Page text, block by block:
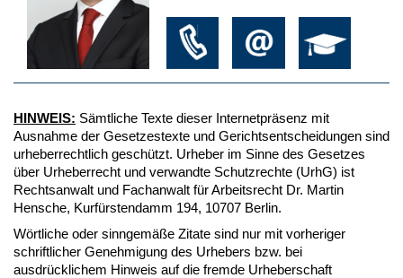
HINWEIS: Sämtliche Texte dieser Internetpräsenz mit
Ausnahme der Gesetzestexte und Gerichtsentscheidungen sind
urheberrechtlich geschützt. Urheber im Sinne des Gesetzes
über Urheberrecht und verwandte Schutzrechte (UrhG) ist
Rechtsanwalt und Fachanwalt für Arbeitsrecht Dr. Martin
Hensche, Kurfürstendamm 194, 10707 Berlin.
Wörtliche oder sinngemäße Zitate sind nur mit vorheriger
schriftlicher Genehmigung des Urhebers bzw. bei
ausdrücklichem Hinweis auf die fremde Urheberschaft